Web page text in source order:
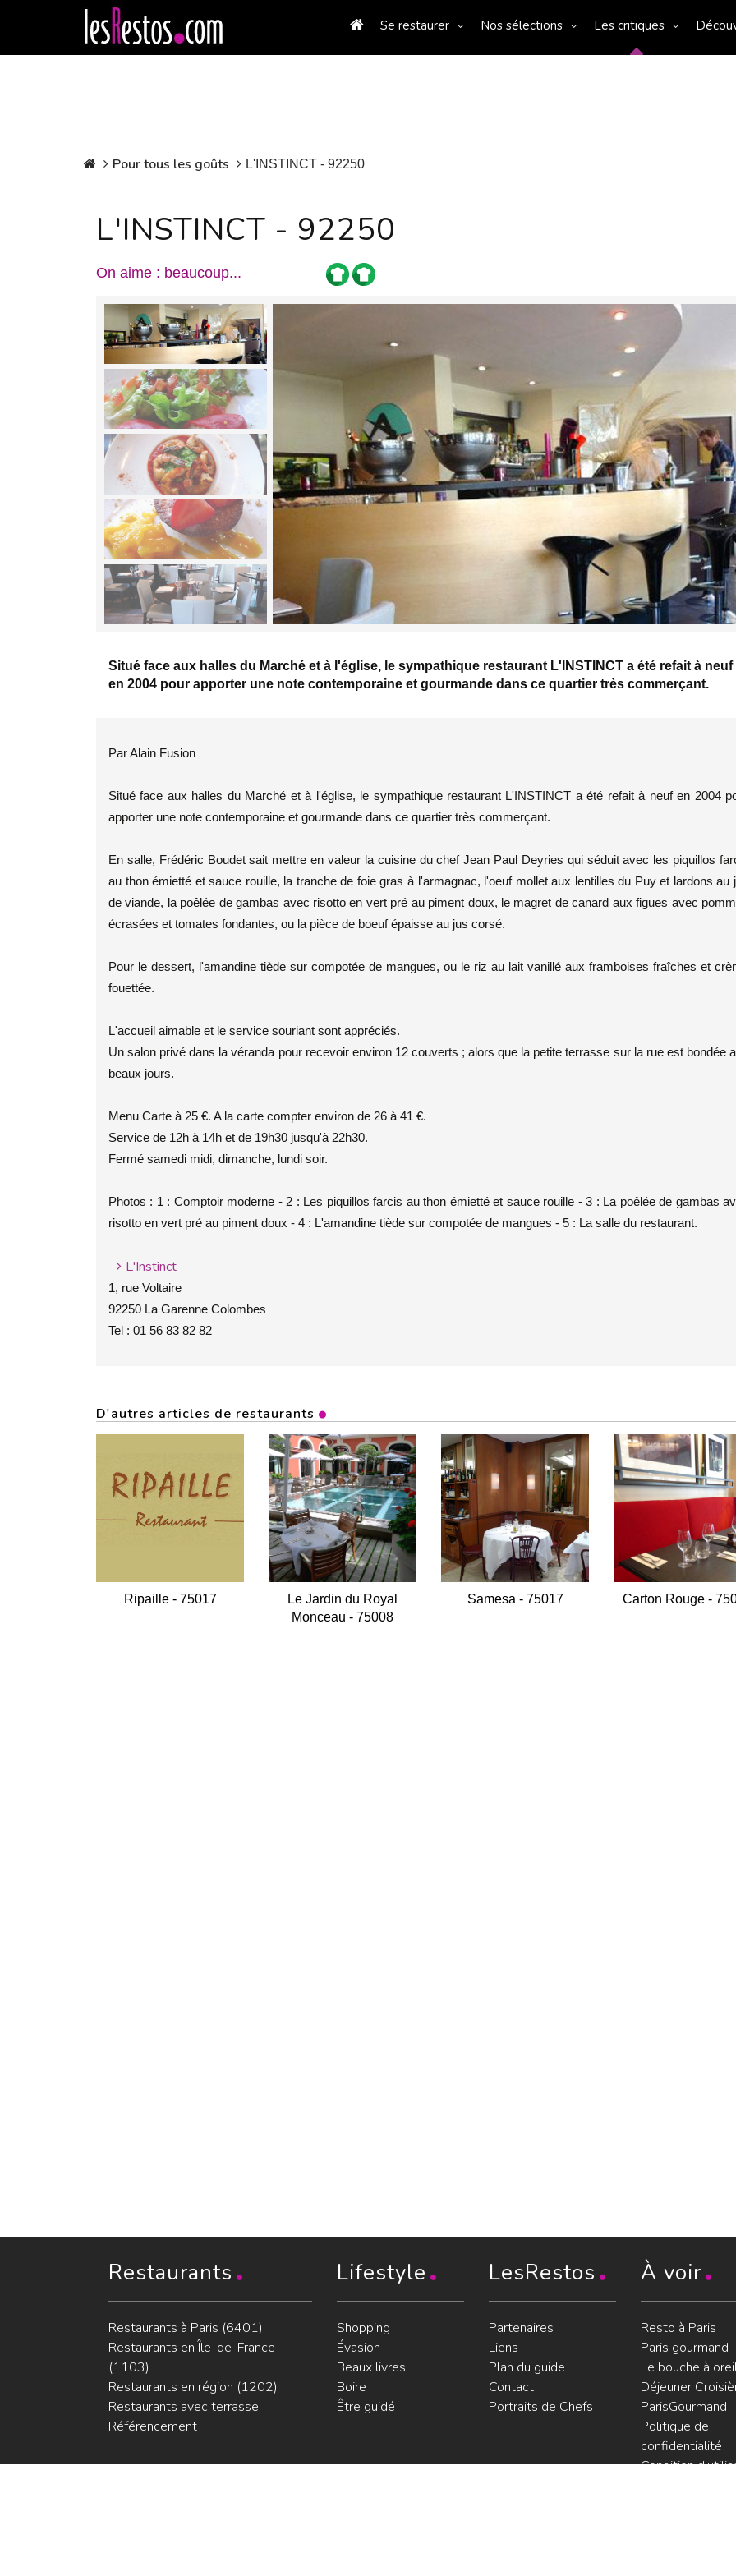
Se restaurer Nos sélections Les critiques
Pour tous les goûts L'INSTINCT - 92250
L'INSTINCT - 92250
On aime : beaucoup...
Situé face aux halles du Marché et à l'église, le sympathique restaurant L'INSTINCT a été refait à neuf
en 2004 pour apporter une note contemporaine et gourmande dans ce quartier très commerçant.
Par Alain Fusion
Situé face aux halles du Marché et à l'église, le sympathique restaurant L'INSTINCT a été refait à neuf en 2004
apporter une note contemporaine et gourmande dans ce quartier très commerçant.
En salle, Frédéric Boudet sait mettre en valeur la cuisine du chef Jean Paul Deyries qui séduit avec les piquillos
au thon émietté et sauce rouille, la tranche de foie gras à l'armagnac, l'oeuf mollet aux lentilles du Puy et lardons au
de viande, la poêlée de gambas avec risotto en vert pré au piment doux, le magret de canard aux figues avec
écrasées et tomates fondantes, ou la pièce de boeuf épaisse au jus corsé.
Pour le dessert, l'amandine tiède sur compotée de mangues, ou le riz au lait vanillé aux framboises fraîches et
fouettée.
L'accueil aimable et le service souriant sont appréciés.
Un salon privé dans la véranda pour recevoir environ 12 couverts ; alors que la petite terrasse sur la rue est bondée
beaux jours.
Menu Carte à 25 €. A la carte compter environ de 26 à 41 €.
Service de 12h à 14h et de 19h30 jusqu'à 22h30.
Fermé samedi midi, dimanche, lundi soir.
Photos : 1 : Comptoir moderne - 2 : Les piquillos farcis au thon émietté et sauce rouille - 3 : La poêlée de gambas
risotto en vert pré au piment doux - 4 : L'amandine tiède sur compotée de mangues - 5 : La salle du restaurant.
L'Instinct
1, rue Voltaire
92250 La Garenne Colombes
Tel : 01 56 83 82 82
D'autres articles de restaurants
Ripaille - 75017
Le Jardin du Royal
Monceau - 75008
Samesa - 75017 Carton Rouge -
Restaurants
Restaurants à Paris (6401)
Restaurants en Île-de-France
(1103)
Restaurants en région (1202)
Restaurants avec terrasse
Référencement
Lifestyle
Shopping
Évasion
Beaux livres
Boire
Être guidé
LesRestos
Partenaires
Liens
Plan du guide
Contact
Portraits de Chefs
À voir
Resto à Paris
Paris gourmand
Le bouche à
Déjeuner
ParisGourmand
Politique de
confidentialité
Condition